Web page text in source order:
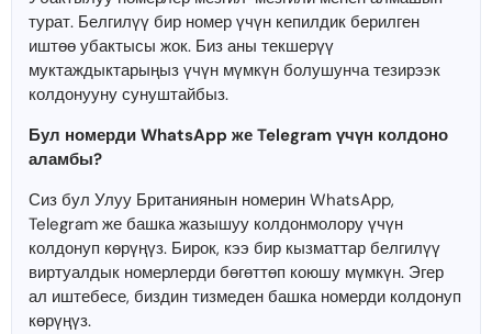
турат. Белгилүү бир номер үчүн кепилдик берилген
иштөө убактысы жок. Биз аны текшерүү
муктаждыктарыңыз үчүн мүмкүн болушунча тезирээк
колдонууну сунуштайбыз.
Бул номерди WhatsApp же Telegram үчүн колдоно
аламбы?
Сиз бул Улуу Британиянын номерин WhatsApp,
Telegram же башка жазышуу колдонмолору үчүн
колдонуп көрүңүз. Бирок, кээ бир кызматтар белгилүү
виртуалдык номерлерди бөгөттөп коюшу мүмкүн. Эгер
ал иштебесе, биздин тизмеден башка номерди колдонуп
көрүңүз.